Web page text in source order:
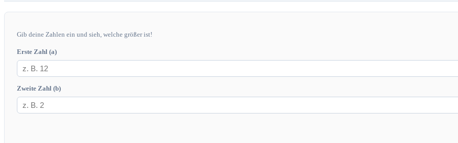
Gib deine Zahlen ein und sieh, welche größer ist!
Erste Zahl (a)
Zweite Zahl (b)